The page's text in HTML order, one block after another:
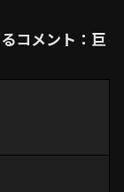
コメント：巨